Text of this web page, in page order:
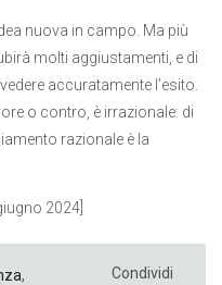
nuova in campo. Ma più
molti aggiustamenti, e di
accuratamente l’esito.
o contro, è irrazionale: di
razionale è la
2024]
,
Condividi